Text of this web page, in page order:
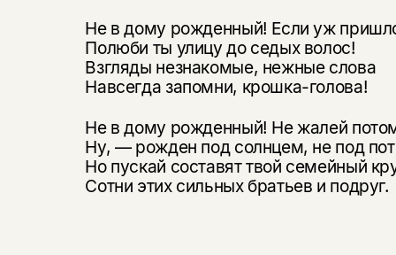
Не в дому рожденный! Если уж
Полюби ты улицу до седых волос!
Взгляды незнакомые, нежные слова
Навсегда запомни, крошка-голова!
Не в дому рожденный! Не жалей
Ну, — рожден под солнцем, не под
Но пускай составят твой семейный
Сотни этих сильных братьев и подруг.